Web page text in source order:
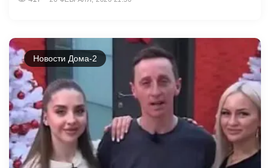
Новости Дома-2